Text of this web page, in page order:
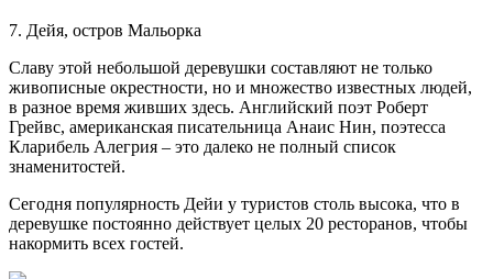
7. Дейя, остров Мальорка
Славу этой небольшой деревушки составляют не только
живописные окрестности, но и множество известных людей,
в разное время живших здесь. Английский поэт Роберт
Грейвс, американская писательница Анаис Нин, поэтесса
Кларибель Алегрия – это далеко не полный список
знаменитостей.
Сегодня популярность Дейи у туристов столь высока, что в
деревушке постоянно действует целых 20 ресторанов, чтобы
накормить всех гостей.